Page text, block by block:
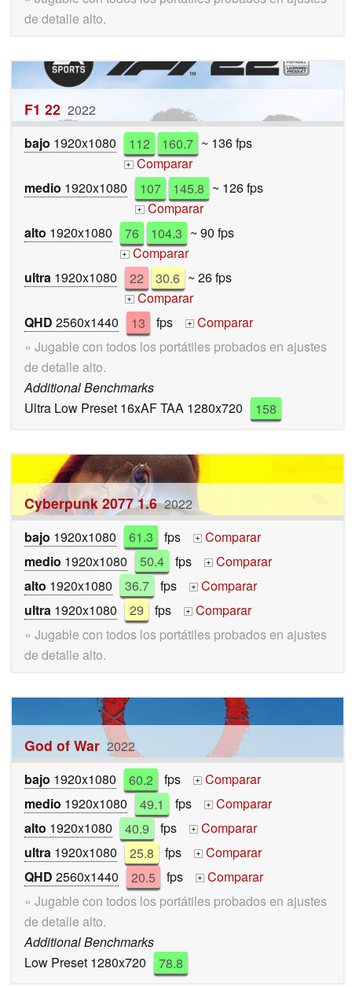
de detalle alto.
F1 22 2022
bajo 1920x1080 112 160.7 ~ 136 fps
+ Comparar
medio 1920x1080 107 145.8 ~ 126 fps
+ Comparar
alto 1920x1080 76 104.3 ~ 90 fps
+ Comparar
ultra 1920x1080 22 30.6 ~ 26 fps
+ Comparar
QHD 2560x1440 13 fps +
Comparar
» Jugable con todos los portátiles probados en ajustes
de detalle alto.
Additional Benchmarks
Ultra Low Preset 16xAF TAA 1280x720
158
Cyberpunk 2077 1.6 2022
bajo 1920x1080 61.3 fps +
Comparar
medio 1920x1080 50.4 fps +
Comparar
alto 1920x1080 36.7 fps +
Comparar
ultra 1920x1080 29 fps +
Comparar
» Jugable con todos los portátiles probados en ajustes
de detalle alto.
God of War 2022
bajo 1920x1080 60.2 fps +
Comparar
medio 1920x1080 49.1 fps +
Comparar
alto 1920x1080 40.9 fps +
Comparar
ultra 1920x1080 25.8 fps +
Comparar
QHD 2560x1440 20.5 fps +
Comparar
» Jugable con todos los portátiles probados en ajustes
de detalle alto.
Additional Benchmarks
Low Preset 1280x720
78.8